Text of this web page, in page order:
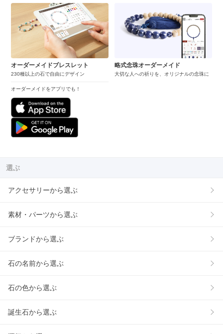
オーダーメイドブレスレット
230種以上の石で自由にデザイン
オーダーメイドをアプリでも！
略式念珠オーダーメイド
大切な人への祈りを、オリジナルの念珠に
選ぶ
アクセサリーから選ぶ
素材・パーツから選ぶ
ブランドから選ぶ
石の名前から選ぶ
石の色から選ぶ
誕生石から選ぶ